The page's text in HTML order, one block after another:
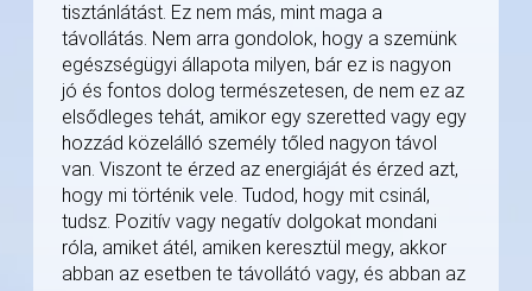
tisztánlátást. Ez nem más, mint maga a
távollátás. Nem arra gondolok, hogy a szemünk
egészségügyi állapota milyen, bár ez is nagyon
jó és fontos dolog természetesen, de nem ez az
elsődleges tehát, amikor egy szeretted vagy egy
hozzád közelálló személy tőled nagyon távol
van. Viszont te érzed az energiáját és érzed azt,
hogy mi történik vele. Tudod, hogy mit csinál,
tudsz. Pozitív vagy negatív dolgokat mondani
róla, amiket átél, amiken keresztül megy, akkor
abban az esetben te távollátó vagy, és abban az